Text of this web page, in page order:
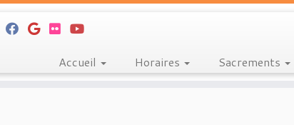
Accueil Horaires Sacrements